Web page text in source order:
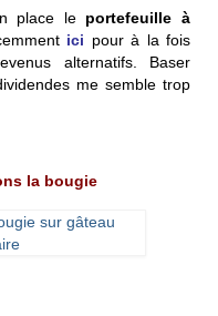
place le portefeuille à
ici pour à la fois
alternatifs. Baser
me semble trop
la bougie